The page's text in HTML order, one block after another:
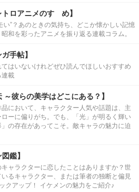
トロアニメのすゝめ】
い”？あのときの気持ち、どこか懐かしい記憶
和を彩ったアニメを振り返る連載コラム。
手帖】
はいないけれどぜひ読んでほしいおすすめ
連載
～彼らの美学はどこにある？】
において、キャラクター人気や話題は、主
ーに偏りがち。でも、「光」が明るく輝い
の存在があってこそ。敵キャラの魅力に迫
鑑】
ャラクターに恋したことはありますか？世
るキャラクター、または筆者の独断と偏見
クアップ！ イケメンの魅力をご紹介♪